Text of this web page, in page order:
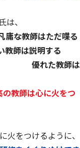
、
教師はただ喋る
は説明する
優れた教師は
師は心に火をつ
火をつけるように、